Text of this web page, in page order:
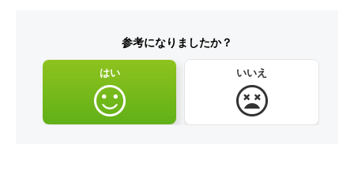
参考になりましたか？
はい いいえ